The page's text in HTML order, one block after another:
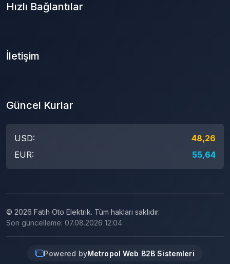
Hızlı Bağlantılar
İletişim
Güncel Kurlar
USD:
48,26
EUR:
55,64
© 2026 Fatih Oto Elektrik. Tüm hakları saklıdır.
Son güncelleme: 07.08.2026 12:04
Powered byMetropol Web B2B Sistemleri